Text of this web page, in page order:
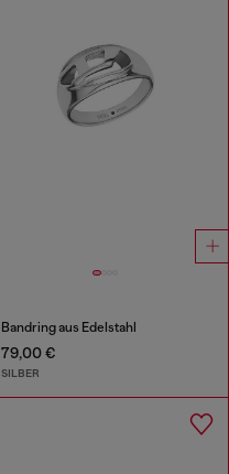
Bandring aus Edelstahl
79,00 €
SILBER